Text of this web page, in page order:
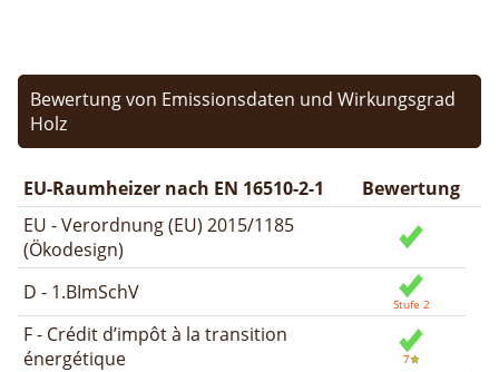
Bewertung von Emissionsdaten und Wirkungsgrad
Holz
EU-Raumheizer nach EN 16510-2-1
Bewertung
EU - Verordnung (EU) 2015/1185
(Ökodesign)
D - 1.BImSchV
F - Crédit d’impôt à la transition
énergétique